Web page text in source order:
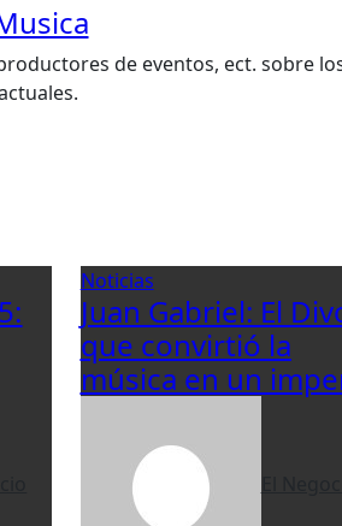
de eventos, ect. sobre
Noticias
Juan Gabriel: El
que convirtió la
música en un